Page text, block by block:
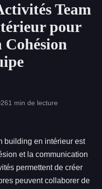
Team
pour
1 min de lecture
building en intérieur est
et la communication
permettent de créer
peuvent collaborer de